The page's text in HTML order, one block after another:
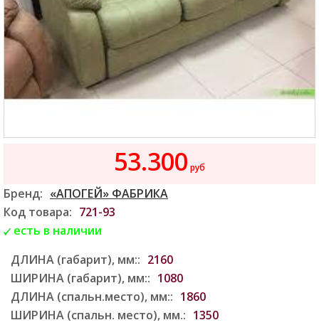
53.300 руб
Бренд: «АПОГЕЙ» ФАБРИКА
Код товара: 721-93
есть в наличии
ДЛИНА (габарит), мм:: 2160
ШИРИНА (габарит), мм:: 1080
ДЛИНА (спальн.место), мм:: 1860
ШИРИНА (спальн. место), мм.: 1350